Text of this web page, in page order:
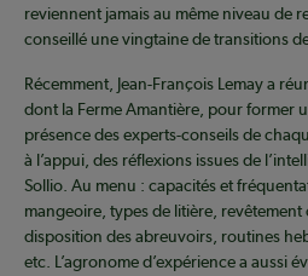
reviennent jamais au même niveau de
conseillé une vingtaine de transitions
Récemment, Jean-François Lemay a
dont la Ferme Amantière, pour former
présence des experts-conseils de
à l’appui, des réflexions issues de
Sollio. Au menu : capacités et
mangeoire, types de litière,
disposition des abreuvoirs, routines
etc. L’agronome d’expérience a aussi